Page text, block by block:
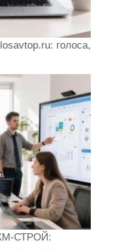
голоса,
СТРОЙ: